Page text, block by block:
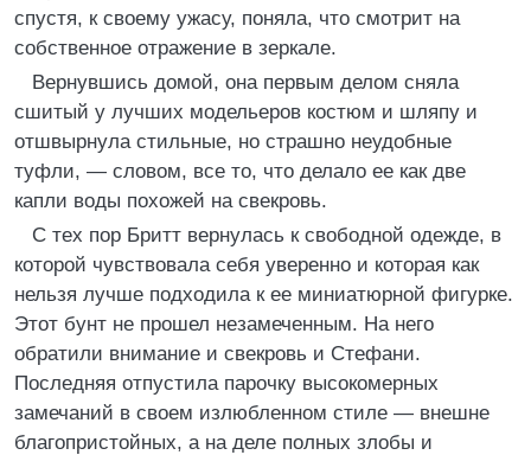
спустя, к своему ужасу, поняла, что смотрит на
собственное отражение в зеркале.
Вернувшись домой, она первым делом сняла
сшитый у лучших модельеров костюм и шляпу и
отшвырнула стильные, но страшно неудобные
туфли, — словом, все то, что делало ее как две
капли воды похожей на свекровь.
С тех пор Бритт вернулась к свободной одежде, в
которой чувствовала себя уверенно и которая как
нельзя лучше подходила к ее миниатюрной фигурке.
Этот бунт не прошел незамеченным. На него
обратили внимание и свекровь и Стефани.
Последняя отпустила парочку высокомерных
замечаний в своем излюбленном стиле — внешне
благопристойных, а на деле полных злобы и